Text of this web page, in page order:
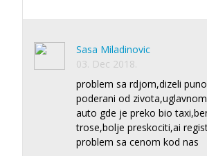
Sasa Miladinovic
03. Dec 2018.
problem sa rdjom,dizeli
poderani od
auto gde je preko bio
trose,bolje preskociti,ai
problem sa cenom kod nas